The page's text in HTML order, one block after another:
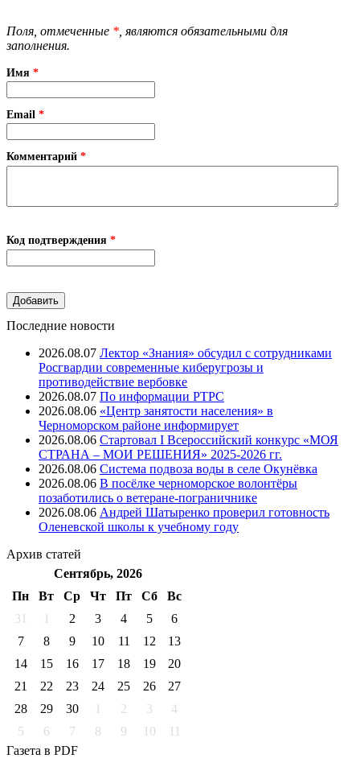
Поля, отмеченные * , являются обязательными для
заполнения.
Имя *
Email *
Комментарий *
Код подтверждения *
Последние новости
2026.08.07 Лектор «Знания» обсудил с сотрудниками
Росгвардии современные киберугрозы и
противодействие вербовке
2026.08.07 ⁠По информации РТРС
2026.08.06 «Центр занятости населения» в
Черноморском районе информирует
2026.08.06 Стартовал I Всероссийский конкурс «МОЯ
СТРАНА – МОИ РЕШЕНИЯ» 2025-2026 гг.
2026.08.06 Система подвоза воды в селе Окунёвка
2026.08.06 В посёлке черноморское волонтёры
позаботились о ветеране-пограничнике
2026.08.06 Андрей Шатыренко проверил готовность
Оленевской школы к учебному году
Архив статей
Сентябрь, 2026
Пн
Вт Ср Чт Пт Cб
Вс
31
1 2 3 4 5
6
7
8 9 10 11 12
13
14
15 16 17 18 19
20
21
22 23 24 25 26
27
28
29 30 1 2 3
4
5
6 7 8 9 10
11
Газета в PDF